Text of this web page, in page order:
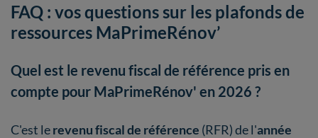
FAQ : vos questions sur les plafonds de
ressources MaPrimeRénov’
Quel est le revenu fiscal de référence pris en
compte pour MaPrimeRénov' en 2026 ?
C'est lerevenu fiscal de référence (RFR) de l'année